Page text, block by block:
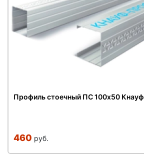
Профиль стоечный ПС 100х50 Кнауф
460 руб.